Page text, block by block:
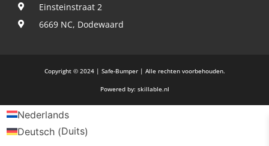
Einsteinstraat 2
6669 NC, Dodewaard
Copyright © 2024 | Safe-Bumper | Alle rechten voorbehouden.
Powered by: skillable.nl
Nederlands
Deutsch (Duits)